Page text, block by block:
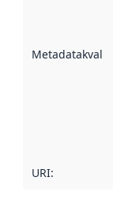
Metadatakvalitet
URI: